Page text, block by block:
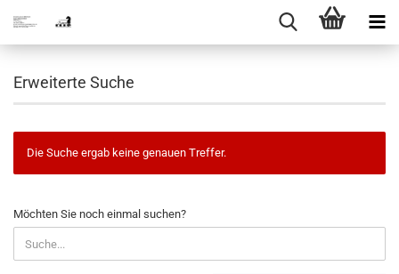
Erweiterte Suche
Die Suche ergab keine genauen Treffer.
MÖCHTEN
SIE
NOCH
EINMAL
Möchten Sie noch einmal suchen?